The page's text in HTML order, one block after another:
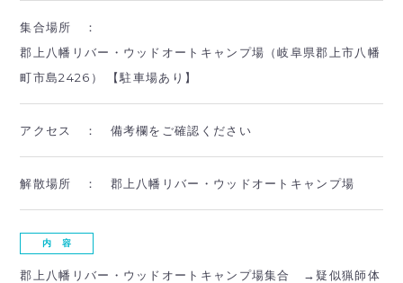
集合場所 ：
郡上八幡リバー・ウッドオートキャンプ場（岐阜県郡上市八幡
町市島2426） 【駐車場あり】
アクセス ： 備考欄をご確認ください
解散場所 ： 郡上八幡リバー・ウッドオートキャンプ場
内 容
郡上八幡リバー・ウッドオートキャンプ場集合 →疑似猟師体